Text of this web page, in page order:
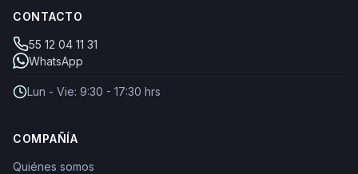
CONTACTO
55 12 04 11 31
WhatsApp
Lun - Vie: 9:30 - 17:30 hrs
COMPAÑÍA
Quiénes somos